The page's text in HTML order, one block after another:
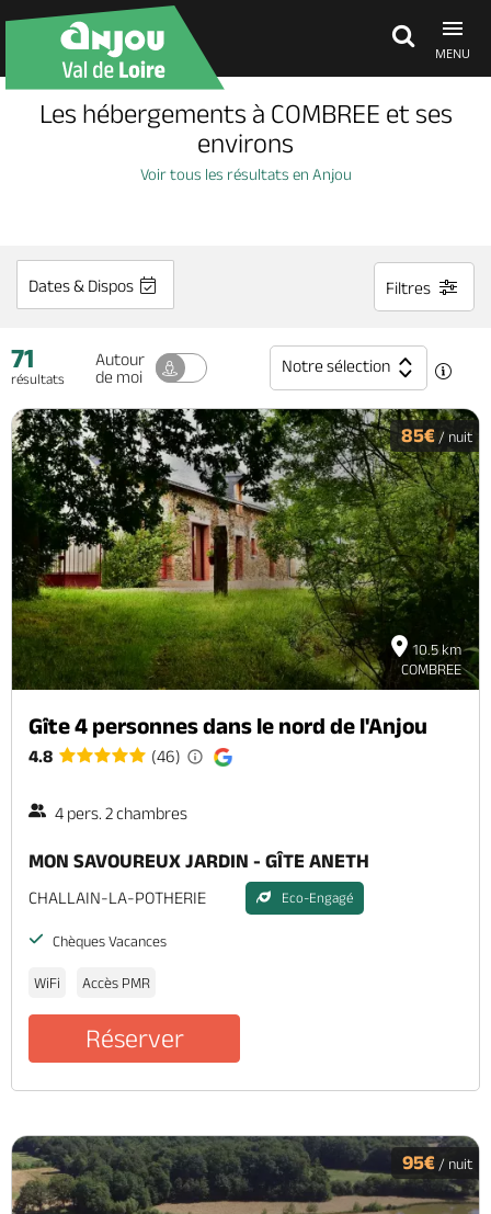
MENU
Découvrir
Agenda
Dormir, manger
Séjours, cadeaux
Billetterie en ligne
Brochures & Cartes Offices de tourisme Comment venir ? Ecrivez-nous
Les hébergements à COMBREE et ses
environs
Voir tous les résultats en Anjou
Dates & Dispos Filtres
71
résultats
Autour
de moi
Notre sélection
10.5 km
COMBREE
85€ / nuit
Gîte 4 personnes dans le nord de l'Anjou
4.8 (46)
4 pers. 2 chambres
MON SAVOUREUX JARDIN - GÎTE ANETH
CHALLAIN-LA-POTHERIE Eco-Engagé
Chèques Vacances
WiFi Accès PMR
Réserver
95€ / nuit